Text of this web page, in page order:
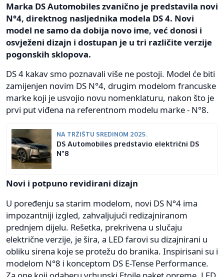
Marka DS Automobiles zvanično je predstavila novi
N°4, direktnog nasljednika modela DS 4. Novi
model ne samo da dobija novo ime, već donosi i
osvježeni dizajn i dostupan je u tri različite verzije
pogonskih sklopova.
DS 4 kakav smo poznavali više ne postoji. Model će biti
zamijenjen novim DS N°4, drugim modelom francuske
marke koji je usvojio novu nomenklaturu, nakon što je
prvi put viđena na referentnom modelu marke - N°8.
NA TRŽIŠTU SREDINOM 2025.
DS Automobiles predstavio električni DS
N°8
Novi i potpuno revidirani dizajn
U poređenju sa starim modelom, novi DS N°4 ima
impozantniji izgled, zahvaljujući redizajniranom
prednjem dijelu. Rešetka, prekrivena u slučaju
električne verzije, je šira, a LED farovi su dizajnirani u
obliku sirena koje se protežu do branika. Inspirisani su i
modelom N°8 i konceptom DS E-Tense Performance.